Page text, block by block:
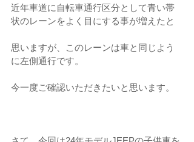
近年車道に自転車通行区分として青い帯
状のレーンをよく目にする事が増えたと
思いますが、このレーンは車と同じよう
に左側通行です。
今一度ご確認いただきたいと思います。